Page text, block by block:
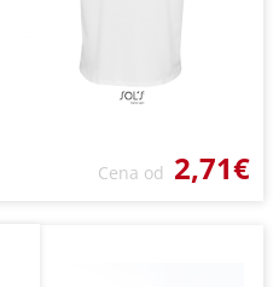
Cena od 2,71€